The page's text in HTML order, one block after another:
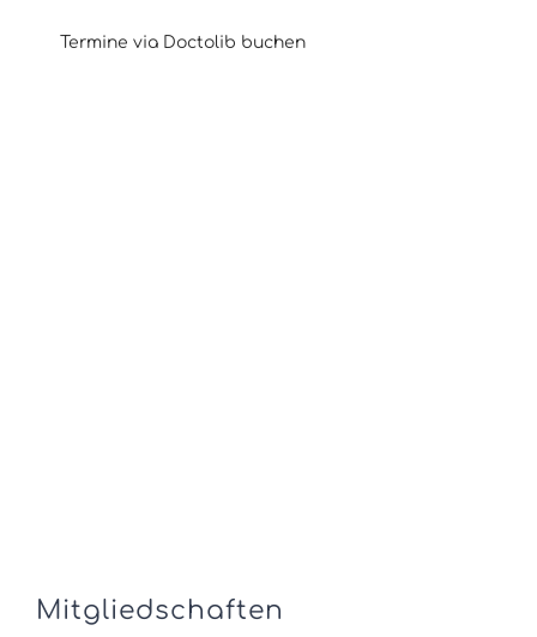
Termine via Doctolib buchen
Mitgliedschaften